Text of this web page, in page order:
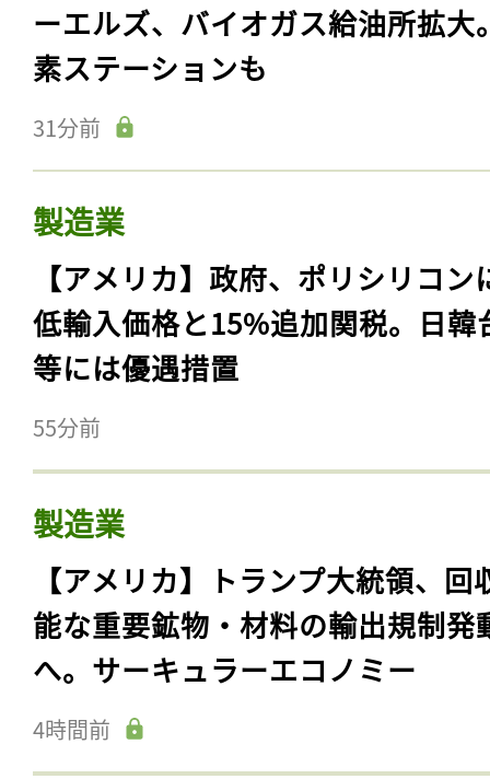
ーエルズ、バイオガス給油所拡大
素ステーションも
31分前
製造業
【アメリカ】政府、ポリシリコン
低輸入価格と15%追加関税。日韓
等には優遇措置
55分前
製造業
【アメリカ】トランプ大統領、回
能な重要鉱物・材料の輸出規制発
へ。サーキュラーエコノミー
4時間前